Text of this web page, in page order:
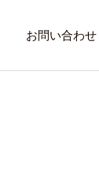
お問い合わせ